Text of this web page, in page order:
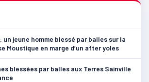
un jeune homme blessé par balles sur la
Moustique en marge d’un after yoles
blessées par balles aux Terres Sainville